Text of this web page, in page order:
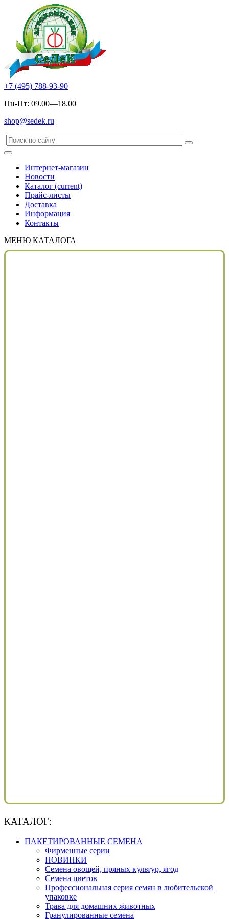
+7 (495) 788-93-90
Пн-Пт: 09.00—18.00
shop@sedek.ru
Интернет-магазин
Новости
Каталог (current)
Прайс-листы
Доставка
Информация
Контакты
МЕНЮ КАТАЛОГА
КАТАЛОГ:
ПАКЕТИРОВАННЫЕ СЕМЕНА
Фирменные серии
НОВИНКИ
Семена овощей, пряных культур, ягод
Семена цветов
Профессиональная серия семян в любительской
упаковке
Трава для домашних животных
Гранулированные семена